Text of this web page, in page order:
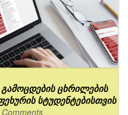
ცხრილების
სტუდენტებისთვის